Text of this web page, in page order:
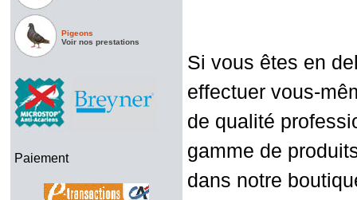
Pigeons
Voir nos prestations
Paiement
Si vous êtes en
effectuer vous-
de qualité
gamme de
dans notre